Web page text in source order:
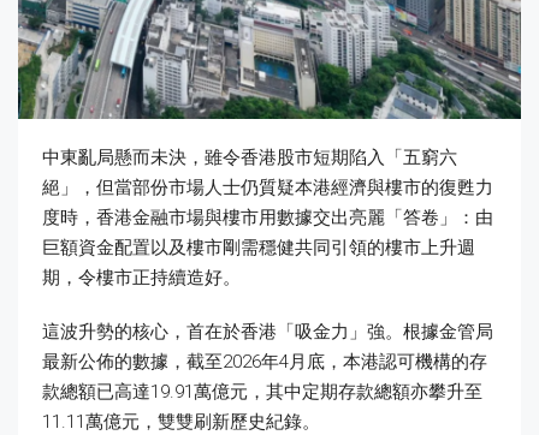
中東亂局懸而未決，雖令香港股市短期陷入「五窮六
絕」，但當部份市場人士仍質疑本港經濟與樓市的復甦力
度時，香港金融市場與樓市用數據交出亮麗「答卷」：由
巨額資金配置以及樓市剛需穩健共同引領的樓市上升週
期，令樓市正持續造好。
這波升勢的核心，首在於香港「吸金力」強。根據金管局
最新公佈的數據，截至2026年4月底，本港認可機構的存
款總額已高達19.91萬億元，其中定期存款總額亦攀升至
11.11萬億元，雙雙刷新歷史紀錄。